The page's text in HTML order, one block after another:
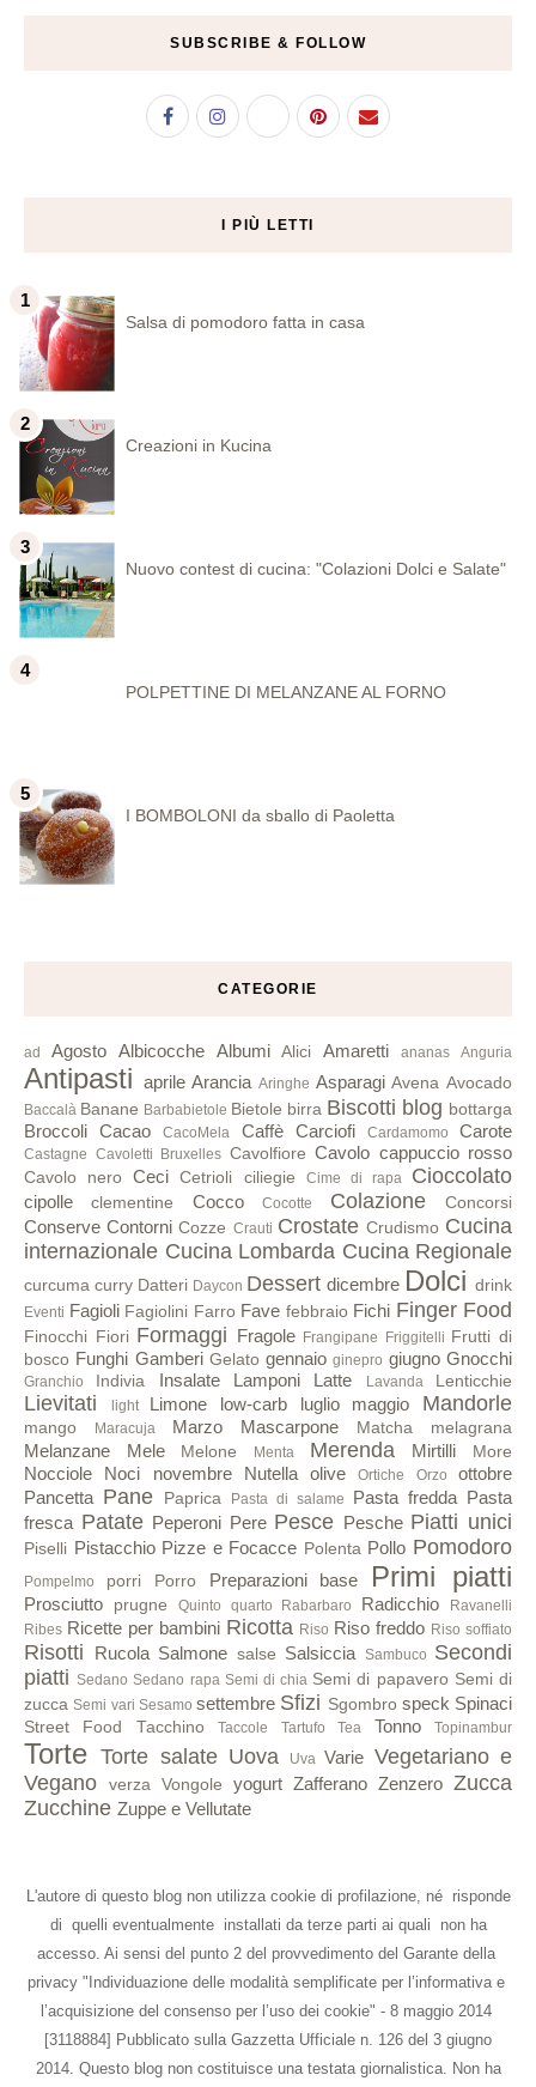
SUBSCRIBE & FOLLOW
I PIÙ LETTI
Salsa di pomodoro fatta in casa
Creazioni in Kucina
Nuovo contest di cucina: "Colazioni Dolci e Salate"
POLPETTINE DI MELANZANE AL FORNO
I BOMBOLONI da sballo di Paoletta
CATEGORIE
ad Agosto Albicocche Albumi Alici Amaretti ananas Anguria
Antipasti aprile Arancia Aringhe Asparagi Avena Avocado
Baccalà Banane Barbabietole Bietole birra Biscotti blog bottarga
Broccoli Cacao CacoMela Caffè Carciofi Cardamomo Carote
Castagne Cavoletti Bruxelles Cavolfiore Cavolo cappuccio rosso
Cavolo nero Ceci Cetrioli ciliegie Cime di rapa Cioccolato
cipolle clementine Cocco Cocotte Colazione Concorsi
Conserve Contorni Cozze Crauti Crostate Crudismo Cucina
internazionale Cucina Lombarda Cucina Regionale
curcuma curry Datteri Daycon Dessert dicembre Dolci drink
Eventi Fagioli Fagiolini Farro Fave febbraio Fichi Finger Food
Finocchi Fiori Formaggi Fragole Frangipane Friggitelli Frutti di
bosco Funghi Gamberi Gelato gennaio ginepro giugno Gnocchi
Granchio Indivia Insalate Lamponi Latte Lavanda Lenticchie
Lievitati light Limone low-carb luglio maggio Mandorle
mango Maracuja Marzo Mascarpone Matcha melagrana
Melanzane Mele Melone Menta Merenda Mirtilli More
Nocciole Noci novembre Nutella olive Ortiche Orzo
ottobre
Pancetta Pane Paprica Pasta di salame Pasta fredda Pasta
fresca Patate Peperoni Pere Pesce Pesche Piatti unici
Piselli Pistacchio Pizze e Focacce Polenta Pollo Pomodoro
Pompelmo porri Porro Preparazioni base Primi piatti
Prosciutto prugne Quinto quarto Rabarbaro Radicchio
Ravanelli
Ribes Ricette per bambini Ricotta Riso Riso freddo Riso soffiato
Risotti Rucola Salmone salse Salsiccia Sambuco Secondi
piatti Sedano Sedano rapa Semi di chia Semi di papavero Semi di
zucca Semi vari Sesamo settembre Sfizi Sgombro speck Spinaci
Street Food Tacchino Taccole Tartufo Tea Tonno Topinambur
Torte Torte salate Uova Uva Varie Vegetariano e
Vegano
verza Vongole yogurt Zafferano Zenzero Zucca
Zucchine Zuppe e Vellutate
L'autore di questo blog non utilizza cookie di profilazione, né risponde
di quelli eventualmente installati da terze parti ai quali non ha
accesso. Ai sensi del punto 2 del provvedimento del Garante della
privacy "Individuazione delle modalità semplificate per l’informativa e
l’acquisizione del consenso per l’uso dei cookie" - 8 maggio 2014
[3118884] Pubblicato sulla Gazzetta Ufficiale n. 126 del 3 giugno
2014. Questo blog non costituisce una testata giornalistica. Non ha